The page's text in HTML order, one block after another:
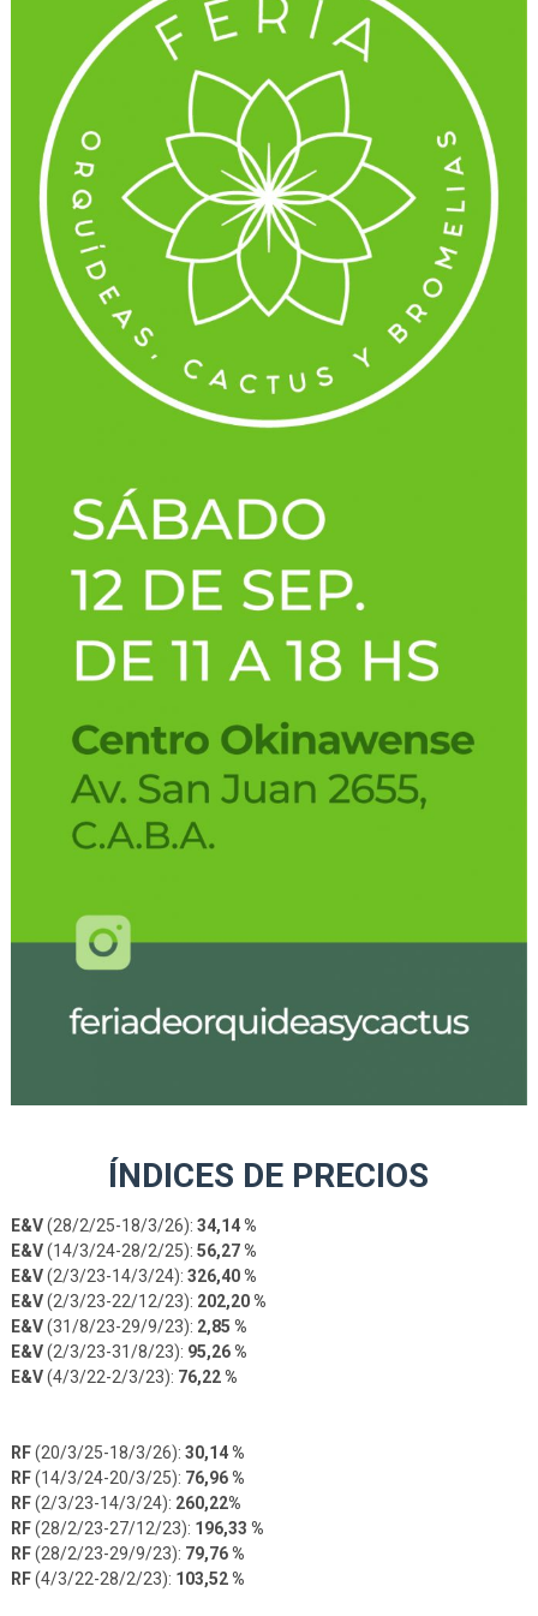
ÍNDICES DE PRECIOS
E&V(28/2/25-18/3/26): 34,14 %
E&V(14/3/24-28/2/25): 56,27 %
E&V(2/3/23-14/3/24): 326,40 %
E&V(2/3/23-22/12/23): 202,20 %
E&V(31/8/23-29/9/23): 2,85 %
E&V(2/3/23-31/8/23): 95,26 %
E&V(4/3/22-2/3/23): 76,22 %
RF(20/3/25-18/3/26): 30,14 %
RF(14/3/24-20/3/25): 76,96 %
RF(2/3/23-14/3/24): 260,22%
RF(28/2/23-27/12/23): 196,33 %
RF(28/2/23-29/9/23): 79,76 %
RF(4/3/22-28/2/23): 103,52 %